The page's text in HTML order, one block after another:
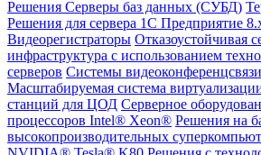
Решения Серверы баз данных (СУБД)
Решения для сервера 1С Предприятие
Видеорегистраторы Отказоустойчивая
инфраструктура с использованием
серверов Системы
Масштабируемая система
станций для ЦОД Серверное
процессоров Intel® Xeon® Решения на
высокопроизводительных